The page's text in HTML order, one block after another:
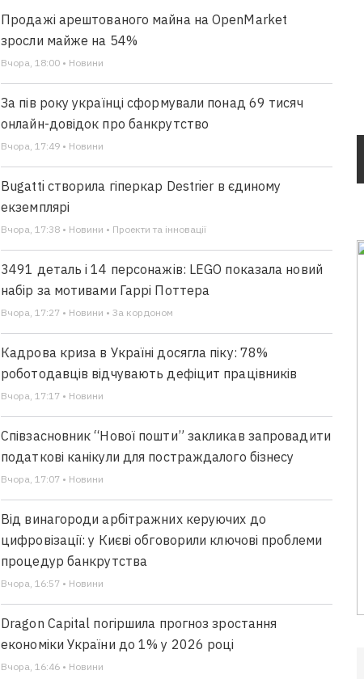
Продажі арештованого майна на OpenMarket
зросли майже на 54%
Вчора, 18:00 • Новини
За пів року українці сформували понад 69 тисяч
онлайн-довідок про банкрутство
Вчора, 17:49 • Новини
Bugatti створила гіперкар Destrier в єдиному
екземплярі
Вчора, 17:38 • Новини • Проекти та інновації
3491 деталь і 14 персонажів: LEGO показала новий
набір за мотивами Гаррі Поттера
Вчора, 17:27 • Новини • За кордоном
Кадрова криза в Україні досягла піку: 78%
роботодавців відчувають дефіцит працівників
Вчора, 17:17 • Новини
Співзасновник “Нової пошти” закликав запровадити
податкові канікули для постраждалого бізнесу
Вчора, 17:07 • Новини
Від винагороди арбітражних керуючих до
цифровізації: у Києві обговорили ключові проблеми
процедур банкрутства
Вчора, 16:57 • Новини
Dragon Capital погіршила прогноз зростання
економіки України до 1% у 2026 році
Вчора, 16:46 • Новини